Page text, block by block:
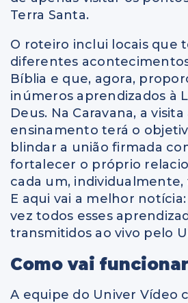
Terra Santa.
O roteiro inclui locais que
diferentes
Bíblia e que, agora,
inúmeros aprendizados à
Deus. Na Caravana, a
ensinamento terá o
blindar a união firmada
fortalecer o próprio
cada um,
E aqui vai a melhor
vez todos esses
transmitidos ao vivo pelo
Como vai funcionar
A equipe do Univer Vídeo